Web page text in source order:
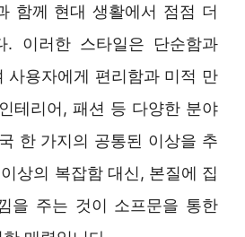
함께 현대 생활에서 점점 더
. 이러한 스타일은 단순함과
사용자에게 편리함과 미적 만
테리어, 패션 등 다양한 분야
한 가지의 공통된 이상을 추
상의 복잡함 대신, 본질에 집
을 주는 것이 소프문을 통한